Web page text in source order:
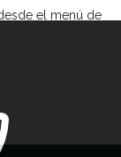
el menú de